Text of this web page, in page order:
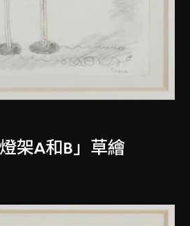
架A和B」草繪